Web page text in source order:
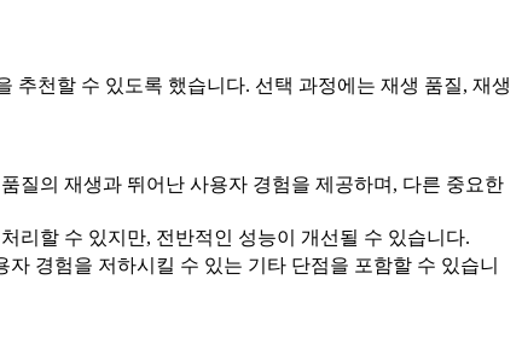
추천할 수 있도록 했습니다. 선택 과정에는 재생 품질, 재생
질의 재생과 뛰어난 사용자 경험을 제공하며, 다른 중요한
리할 수 있지만, 전반적인 성능이 개선될 수 있습니다.
경험을 저하시킬 수 있는 기타 단점을 포함할 수 있습니